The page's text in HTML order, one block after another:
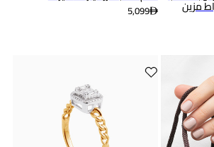
18 قيراط مزين 5,099